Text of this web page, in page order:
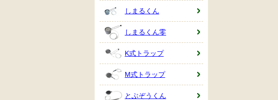
しまるくん
しまるくん零
K式トラップ
M式トラップ
とぶぞうくん